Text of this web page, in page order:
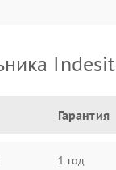
Indesit
Гарантия
1 год